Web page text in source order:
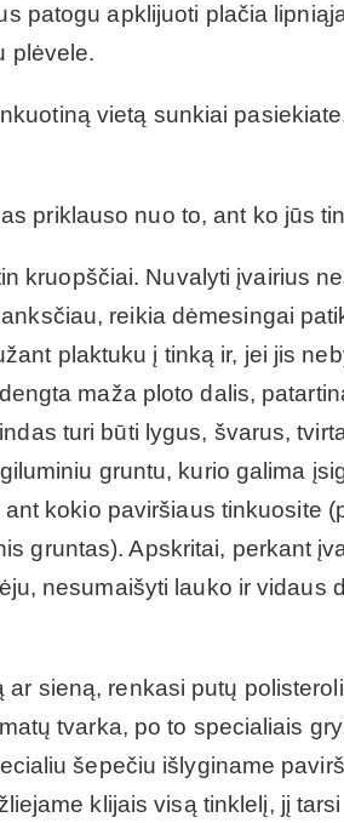
patogu apklijuoti plačia
plėvele.
vietą sunkiai
priklauso nuo to, ant ko jūs
kruopščiai. Nuvalyti įvairius
reikia dėmesingai
plaktuku į tinką ir, jei jis
maža ploto dalis,
turi būti lygus, švarus,
gruntu, kurio galima
kokio paviršiaus tinkuosite
gruntas). Apskritai, perkant
nesumaišyti lauko ir vidaus
sieną, renkasi putų
tvarka, po to specialiais
šepečiu išlyginame
klijais visą tinklelį, jį